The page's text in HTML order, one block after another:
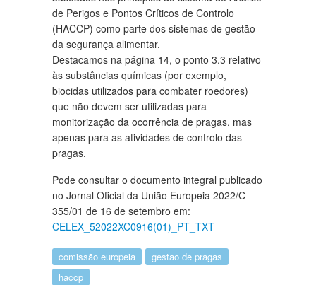
de Perigos e Pontos Críticos de Controlo
(HACCP) como parte dos sistemas de gestão
da segurança alimentar.
Destacamos na página 14, o ponto 3.3 relativo
às substâncias químicas (por exemplo,
biocidas utilizados para combater roedores)
que não devem ser utilizadas para
monitorização da ocorrência de pragas, mas
apenas para as atividades de controlo das
pragas.
Pode consultar o documento integral publicado
no Jornal Oficial da União Europeia 2022/C
355/01 de 16 de setembro em:
CELEX_52022XC0916(01)_PT_TXT
comissão europeia
gestao de pragas
haccp